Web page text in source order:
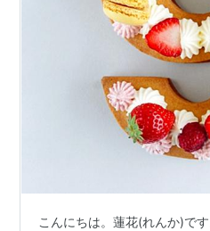
こんにちは。蓮花(れんか)で